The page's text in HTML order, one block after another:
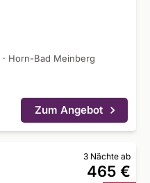
· Horn-Bad Meinberg
Zum Angebot
3 Nächte ab
465 €